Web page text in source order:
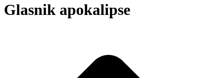
Glasnik apokalipse